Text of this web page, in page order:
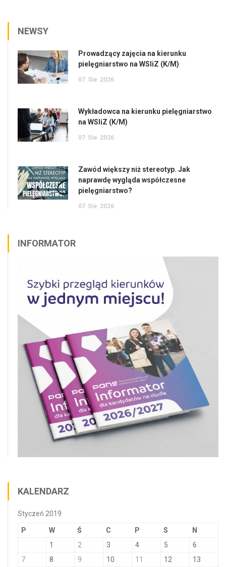
NEWSY
Prowadzący zajęcia na kierunku
pielęgniarstwo na WSIiZ (K/M)
07 Sie 2026
Wykładowca na kierunku pielęgniarstwo
na WSIiZ (K/M)
07 Sie 2026
Zawód większy niż stereotyp. Jak
naprawdę wygląda współczesne
pielęgniarstwo?
07 Sie 2026
INFORMATOR
KALENDARZ
Styczeń 2019
P W Ś C P S N
1 2 3 4 5
6
7
8 9 10 11 12
13